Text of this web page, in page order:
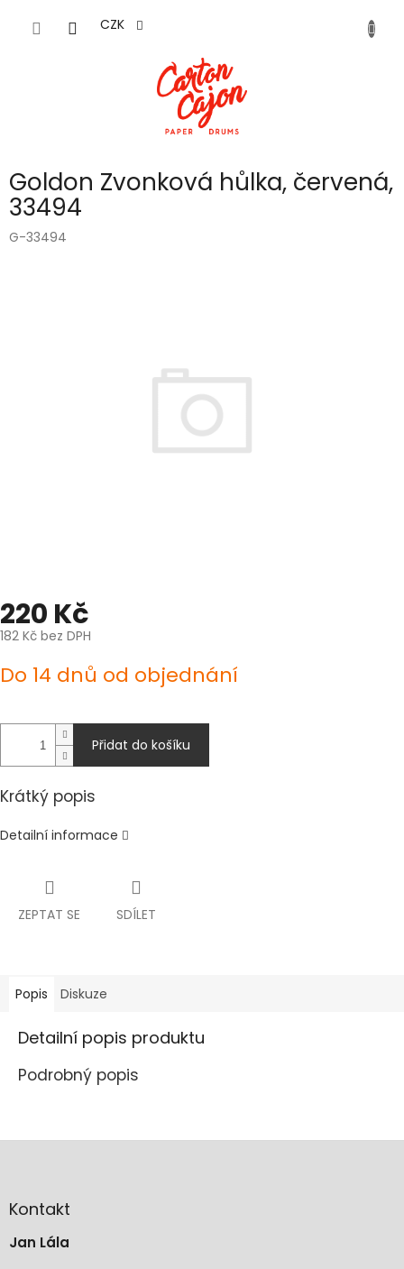
CZK
Goldon Zvonková hůlka, červená,
33494
G-33494
220 Kč
182 Kč bez DPH
cena:
Do 14 dnů od objednání
Přidat do košíku
Krátký popis
Detailní informace
ZEPTAT SE SDÍLET
Popis Diskuze
Detailní popis produktu
Podrobný popis
aKontakt
Jan Lála